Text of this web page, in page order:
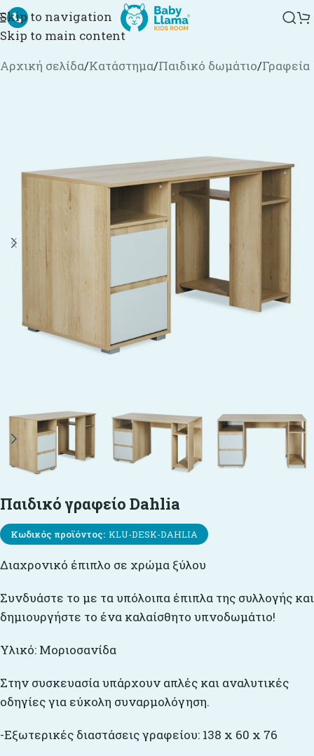
Skip to navigation
Skip to main content
Αρχική σελίδα/Κατάστημα/Παιδικό δωμάτιο/Γραφεία
Παιδικό γραφείο Dahlia
Κωδικός προϊόντος: KLU-DESK-DAHLIA
Διαχρονικό έπιπλο σε χρώμα ξύλου
Συνδυάστε το με τα υπόλοιπα έπιπλα της συλλογής και
δημιουργήστε το ένα καλαίσθητο υπνοδωμάτιο!
Υλικό: Μοριοσανίδα
Στην συσκευασία υπάρχουν απλές και αναλυτικές
οδηγίες για εύκολη συναρμολόγηση.
-Εξωτερικές διαστάσεις γραφείου: 138 x 60 x 76